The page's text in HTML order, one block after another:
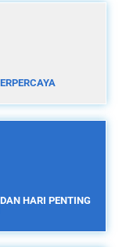
HARI PENTING